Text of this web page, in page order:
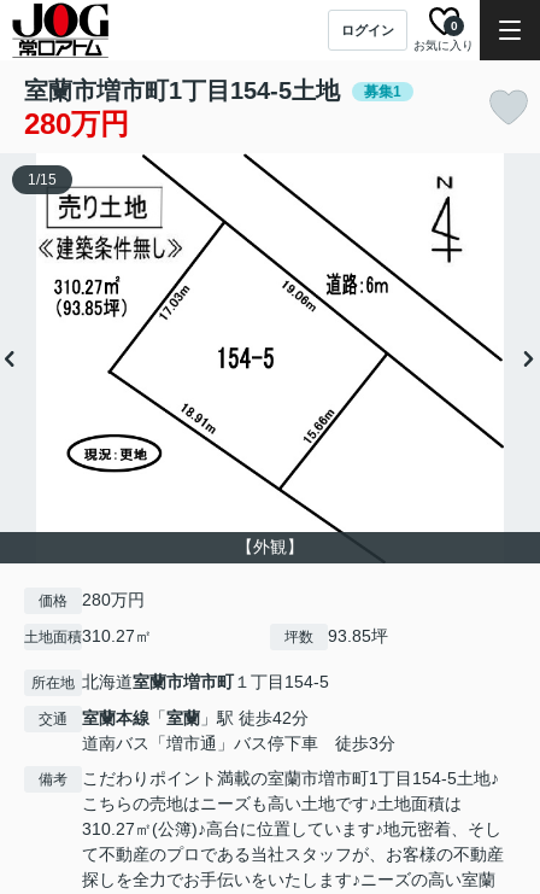
ログイン
お気に入り
0
室蘭市増市町1丁目154-5土地 募集1
280万円
【外観】
1/15
価格 280万円
土地面積310.27㎡ 坪数 93.85坪
所在地 北海道室蘭市増市町１丁目154-5
交通 室蘭本線 「室蘭 」駅 徒歩42分
道南バス「増市通」バス停下車 徒歩3分
備考
こだわりポイント満載の室蘭市増市町1丁目154-5土地♪
こちらの売地はニーズも高い土地です♪土地面積は
310.27㎡(公簿)♪高台に位置しています♪地元密着、そし
て不動産のプロである当社スタッフが、お客様の不動産
探しを全力でお手伝いをいたします♪ニーズの高い室蘭